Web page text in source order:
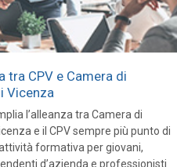
tra CPV e Camera di
Vicenza
l’alleanza tra Camera di
e il CPV sempre più punto di
formativa per giovani,
d’azienda e professionisti